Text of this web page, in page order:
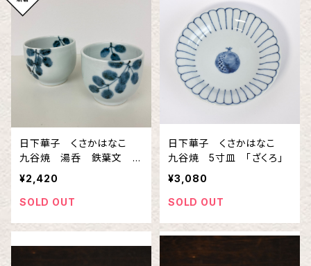
日下華子 くさかはなこ
九谷焼 湯呑 鉄葉文 小
湯呑
¥2,420
SOLD OUT
日下華子 くさかはなこ
九谷焼 5寸皿 「ざくろ」
¥3,080
SOLD OUT